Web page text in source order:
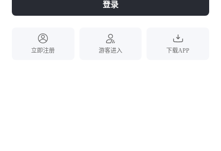
登录
立即注册 游客进入 下载APP